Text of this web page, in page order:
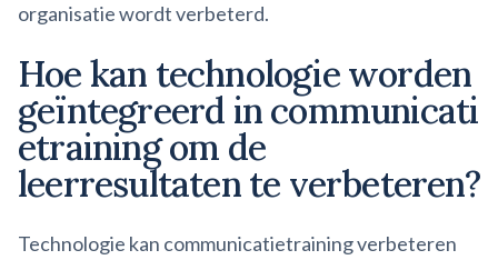
organisatie wordt verbeterd.
Hoe kan technologie worden
geïntegreerd incommunicati
etrainingom de
leerresultaten te verbeteren?
Technologie kan communicatietraining verbeteren